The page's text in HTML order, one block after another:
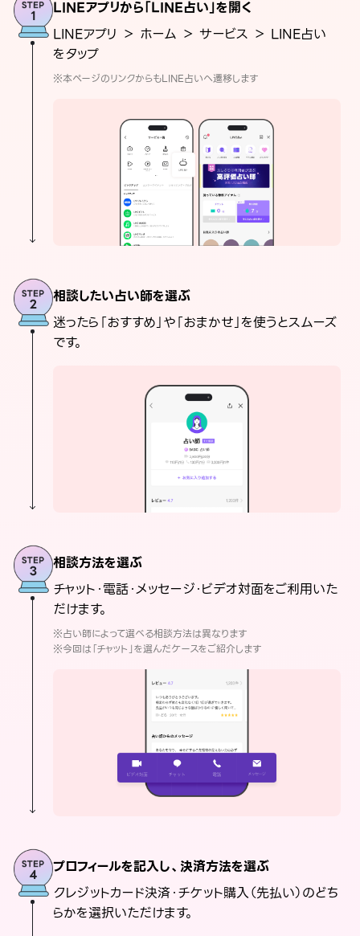
LINEアプリから「LINE占い」を開く
LINEアプリ ＞ ホーム ＞ サービス ＞ LINE占い
をタップ
※本ページのリンクからもLINE占いへ遷移します
相談したい占い師を選ぶ
迷ったら「おすすめ」や「おまかせ」を使うとスムーズ
です。
相談方法を選ぶ
チャット・電話・メッセージ・ビデオ対面をご利用いた
だけます。
※占い師によって選べる相談方法は異なります
※今回は「チャット」を選んだケースをご紹介します
プロフィールを記入し、決済方法を選ぶ
クレジットカード決済・チケット購入（先払い）のどち
らかを選択いただけます。